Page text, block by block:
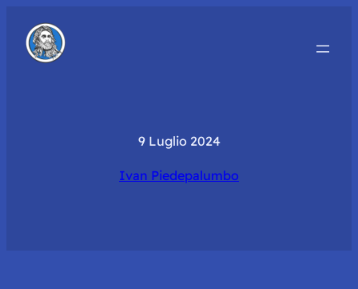
9 Luglio 2024
Ivan Piedepalumbo